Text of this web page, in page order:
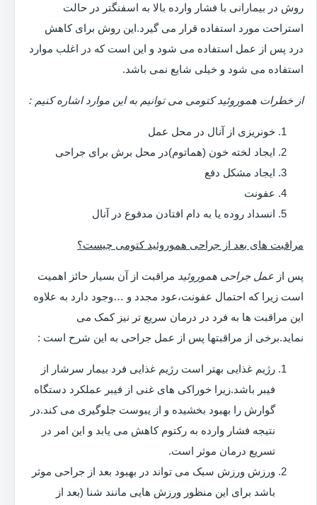
روش در بیمارانی با فشار وارده بالا به اسفنگتر در حالت
استراحت مورد استفاده قرار می گیرد.این روش برای کاهش
درد پس از عمل استفاده می شود و این است که در اغلب موارد
استفاده می شود و خیلی شایع نمی باشد.
از خطرات هموروئید کتومی می توانیم به این موارد اشاره کنیم :
خونریزی از آنال در محل عمل
ایجاد لخته خون (هماتوم)در محل برش برای جراحی
ایجاد مشکل دفع
عفونت
انسداد روده یا به دام افتادن مدفوع در آنال
مراقبت های بعد از جراحی هموروئید کتومی چیست؟
پس از عمل جراحی هموروئید مراقبت از آن بسیار حائز اهمیت
است زیرا که احتمال عفونت،عود مجدد و …وجود دارد به علاوه
این مراقبت ها به فرد در درمان سریع تر نیز کمک می
نماید.برخی از مراقبتها پس از عمل جراحی به این شرح است :
رژیم غذایی بهتر است رژیم غذایی فرد بیمار سرشار از
فیبر باشد.زیرا خوراکی های غنی از فیبر عملکرد دستگاه
گوارش را بهبود بخشیده و از یبوست جلوگیری می کند.در
نتیجه فشار وارده به رکتوم کاهش می یابد و این امر در
تسریع درمان موثر است.
ورزش ورزش سبک می تواند در بهبود بعد از جراحی موثر
باشد برای این منظور ورزش هایی مانند شنا (بعد از